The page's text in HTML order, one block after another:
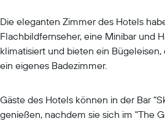
Die eleganten Zimmer des Hotels
Flachbildfernseher, eine Minibar und
klimatisiert und bieten ein
ein eigenes Badezimmer.
Gäste des Hotels können in der Bar
genießen, nachdem sie sich im "The